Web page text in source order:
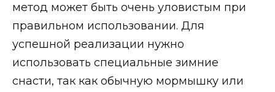
метод может быть очень уловистым при
правильном использовании. Для
успешной реализации нужно
использовать специальные зимние
снасти, так как обычную мормышку или